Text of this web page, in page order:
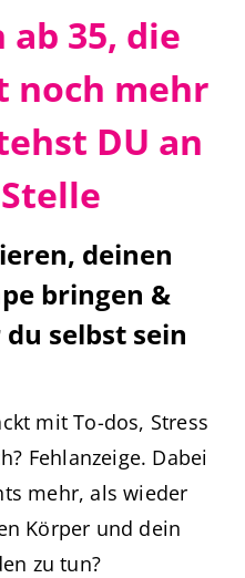
ab 35, die
noch mehr
DU an
deinen
bringen &
selbst sein
mit To-dos, Stress
Fehlanzeige. Dabei
mehr, als wieder
Körper und dein
zu tun?